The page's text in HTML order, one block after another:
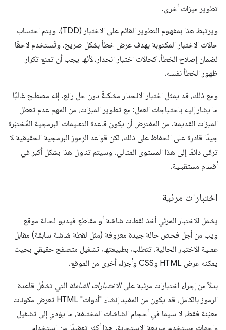
تطوير ميزات أخرى.
ويرتبط هذا بمفهوم التطوير القائم على الاختبار (TDD). ويتم احتساب
حالات الاختبار المكتوبة بهدف عرض خطأ بشكل صريح، وتُستخدم لاحقًا
لضمان إصلاح الخطأ، كحالات اختبار انحدار، لأنّها يجب أن تمنع تكرار
ظهور الخطأ نفسه.
ومع ذلك، قد يمثل اختبار الانحدار مشكلةً دون حل رائع. إنه مصطلح غالبًا
ما يشار إليه باحتياجات العمل: مع تطوير الميزات، من المهم عدم تعطل
الميزات القديمة. من المفترض أن يكون قاعدة التعليمات البرمجية المُختبَرة
جيدًا قادرة على الحفاظ على ذلك، لكن قواعد الرموز البرمجية الحقيقية لا
ترقى دائمًا إلى هذا المستوى المثالي. وسيتم تناول هذا بشكل أكبر في
أقسام مستقبلية.
اختبارات مرئية
يشمل الاختبار المرئي أخذ لقطات شاشة أو مقاطع فيديو لحالة موقع
ويب من أجل فحص حالة جيدة معروفة (مثل لقطة شاشة سابقة) مقابل
عملية الاختبار الحالية. تتطلب، بطبيعتها، تشغيل متصفح حقيقي بحيث
يمكنه عرض HTML وCSS وأجزاء أخرى من الموقع.
بدلاً من إجراء اختبارات مرئية علىالاختبارات الشاملة التي تشغِّل قاعدة
الرموز بالكامل، قد يكون من المفيد إنشاء "أدوات" HTML تعرض مكونات
معيّنة فقط، لا سيما في أحجام الشاشات المختلفة، ما يؤدي إلى تشغيل
واجهات مستخدم سريعة الاستجابة. هذا أكثر تعقيدًا من استخدام